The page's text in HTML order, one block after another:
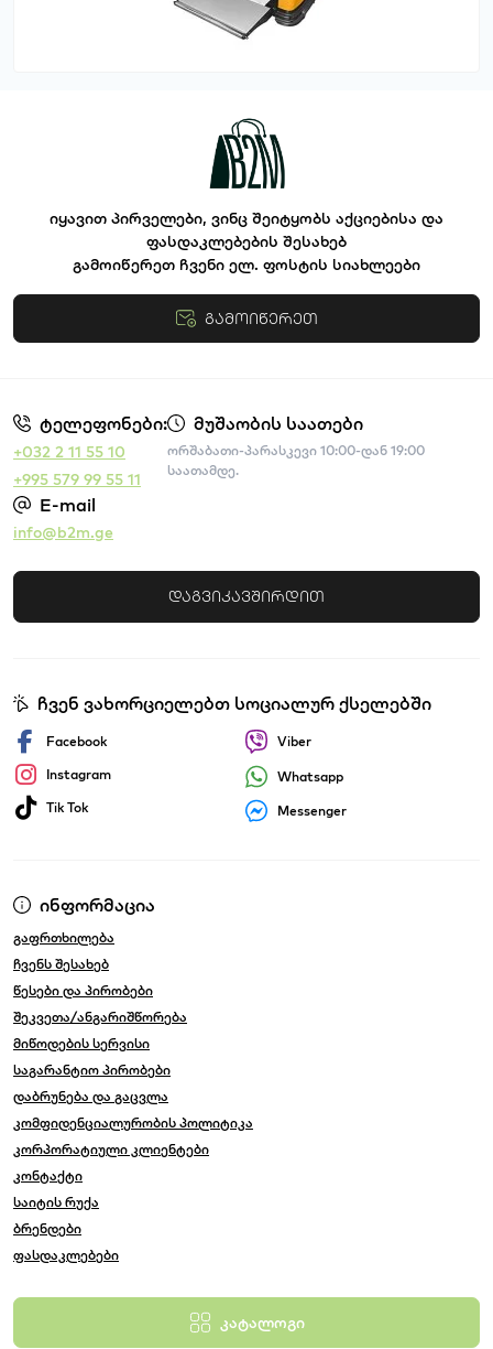
იყავით პირველები, ვინც შეიტყობს აქციებისა და
ფასდაკლებების შესახებ
გამოიწერეთ ჩვენი ელ. ფოსტის სიახლეები
გამოიწერეთ
წესები და პირობები
ტელეფონები:
+032 2 11 55 10
+995 579 99 55 11
მუშაობის საათები
ორშაბათი-პარასკევი 10:00-დან 19:00
საათამდე.
E-mail
info@b2m.ge
დაგვიკავშირდით
ინფორმაცია
გაფრთხილება
ჩვენს შესახებ
წესები და პირობები
შეკვეთა/ანგარიშწორება
მიწოდების სერვისი
საგარანტიო პირობები
დაბრუნება და გაცვლა
კომფიდენციალურობის პოლიტიკა
კორპორატიული კლიენტები
კონტაქტი
საიტის რუქა
ბრენდები
ფასდაკლებები
კატალოგი
ჩვენ ვახორციელებთ სოციალურ ქსელებში
Facebook
Instagram
Tik Tok
Viber
Whatsapp
Messenger